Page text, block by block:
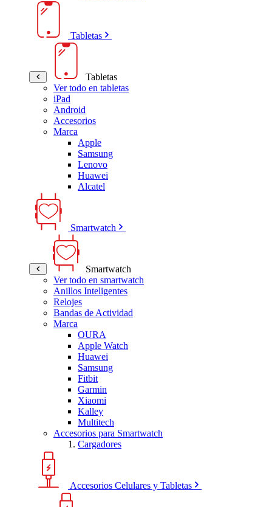
Tabletas
Tabletas
Ver todo en tabletas
iPad
Android
Accesorios
Marca
Apple
Samsung
Lenovo
Huawei
Alcatel
Smartwatch
Smartwatch
Ver todo en smartwatch
Anillos Inteligentes
Relojes
Bandas de Actividad
Marca
OURA
Apple Watch
Huawei
Samsung
Fitbit
Garmin
Xiaomi
Kalley
Multitech
Accesorios para Smartwatch
Cargadores
Accesorios Celulares y Tabletas